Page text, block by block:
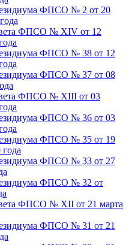
ФПСО № 2 от 20
ФПСО № XIV от 12
ФПСО № 38 от 12
ФПСО № 37 от 08
ФПСО № XIII от 03
ФПСО № 36 от 03
ФПСО № 35 от 19
года
ФПСО № 33 от 27
ФПСО № 32 от
ФПСО № XII от 21 марта
ФПСО № 31 от 21